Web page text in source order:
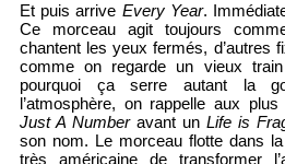
Et puis arrive Every Year.
Ce morceau agit toujours
chantent les yeux fermés, d’autres
comme on regarde un vieux
pourquoi ça serre autant la
l’atmosphère, on rappelle aux
Just A Numberavant unLife is
son nom. Le morceau flotte dans
très américaine de transformer